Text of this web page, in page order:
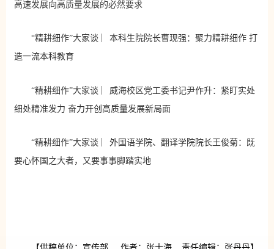
高速发展向高质量发展的必然要求
“精耕细作”大家谈 ︳本科生院院长曹现强：聚力精耕细作 打
造一流本科教育
“精耕细作”大家谈 ︳威海校区党工委书记尹作升：紧盯实处
细处精准发力 奋力开创高质量发展新局面
“精耕细作”大家谈 ︳外国语学院、翻译学院院长王俊菊：既
要心怀国之大者，又要事事脚踏实地